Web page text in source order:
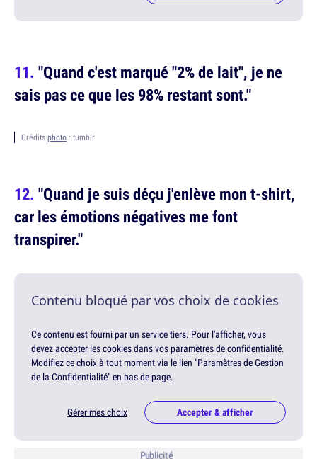
"Quand c'est marqué "2% de lait", je ne
sais pas ce que les 98% restant sont."
Crédits photo : tumblr
"Quand je suis déçu j'enlève mon t-shirt,
car les émotions négatives me font
transpirer."
Contenu bloqué par vos choix de cookies
Ce contenu est fourni par un service tiers. Pour l'afficher, vous
devez accepter les cookies dans vos paramètres de confidentialité.
Modifiez ce choix à tout moment via le lien "Paramètres de Gestion
de la Confidentialité" en bas de page.
Gérer mes choix Accepter & afficher
Publicité